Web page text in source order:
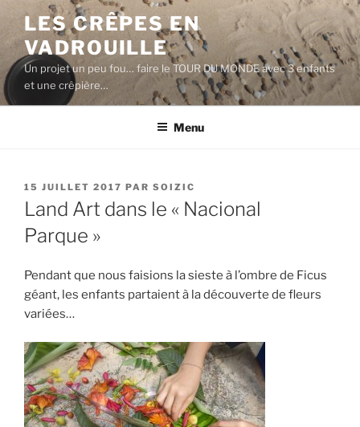
contenu
principal
LES CRÊPES EN
VADROUILLE
Un projet un peu fou… faire le TOUR DU MONDE avec 3 enfants
et une crêpière…
Menu
PUBLIÉ
LE
15 JUILLET 2017 PAR SOIZIC
Land Art dans le « Nacional
Parque »
Pendant que nous faisions la sieste à l’ombre de Ficus
géant, les enfants partaient à la découverte de fleurs
variées…